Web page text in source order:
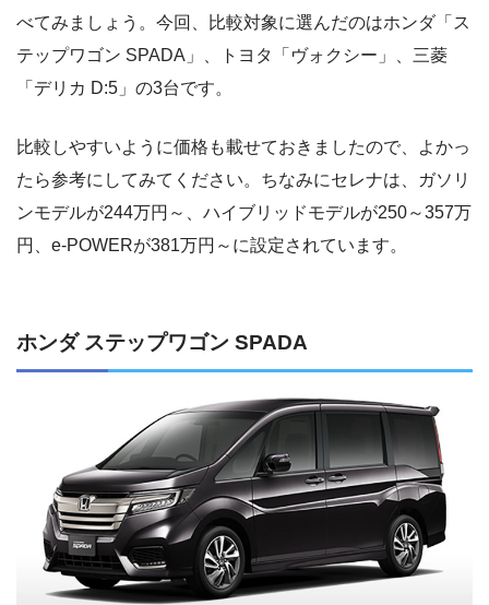
べてみましょう。今回、比較対象に選んだのはホンダ「ス
テップワゴン SPADA」、トヨタ「ヴォクシー」、三菱
「デリカ D:5」の3台です。
比較しやすいように価格も載せておきましたので、よかっ
たら参考にしてみてください。ちなみにセレナは、ガソリ
ンモデルが244万円～、ハイブリッドモデルが250～357万
円、e-POWERが381万円～に設定されています。
ホンダ ステップワゴン SPADA